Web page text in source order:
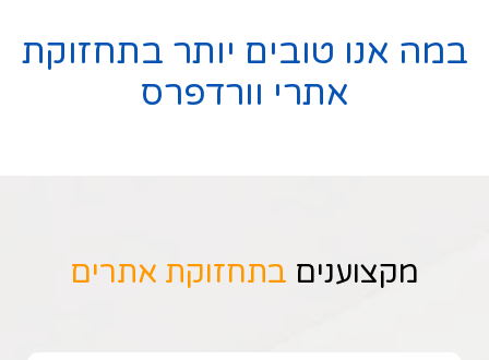
במה אנו טובים יותר בתחזוקת
אתרי וורדפרס
מקצוענים בתחזוקת אתרים